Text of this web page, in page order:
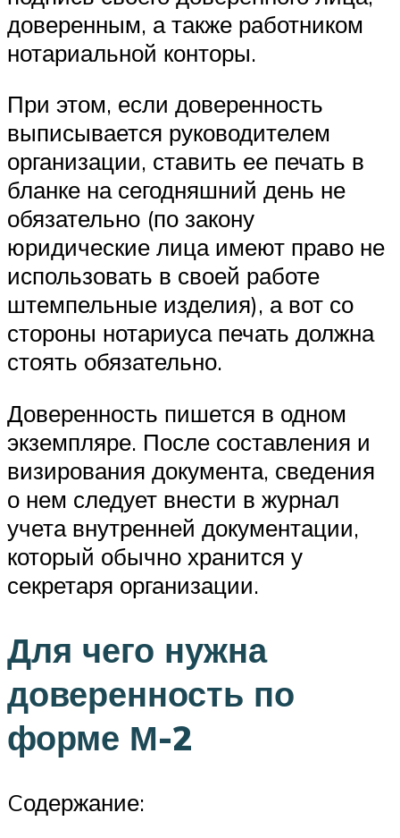
доверенным, а также работником
нотариальной конторы.
При этом, если доверенность
выписывается руководителем
организации, ставить ее печать в
бланке на сегодняшний день не
обязательно (по закону
юридические лица имеют право не
использовать в своей работе
штемпельные изделия), а вот со
стороны нотариуса печать должна
стоять обязательно.
Доверенность пишется в одном
экземпляре. После составления и
визирования документа, сведения
о нем следует внести в журнал
учета внутренней документации,
который обычно хранится у
секретаря организации.
Для чего нужна
доверенность по
форме М-2
Cодержание: